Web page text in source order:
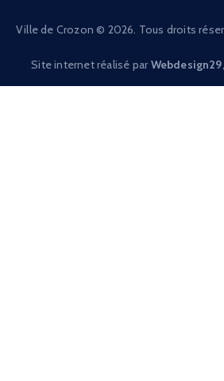
Ville de Crozon © 2026. Tous droits
Site internet réalisé par Webdesign29